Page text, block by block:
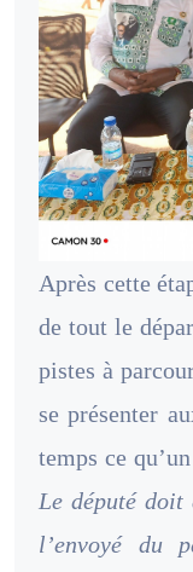
Après cette
de tout le
pistes à
se présenter
temps ce
Le député doit
l’envoyé du